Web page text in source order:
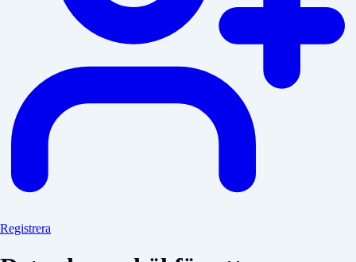
Registrera